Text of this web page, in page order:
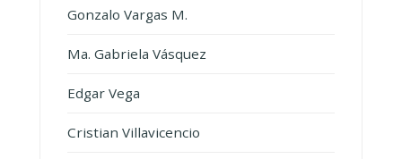
Gonzalo Vargas M.
Ma. Gabriela Vásquez
Edgar Vega
Cristian Villavicencio